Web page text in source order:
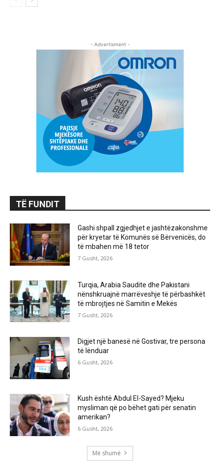
- Advertisment -
TË FUNDIT
Gashi shpall zgjedhjet e jashtëzakonshme
për kryetar të Komunës së Bërvenicës, do
të mbahen më 18 tetor
7 Gusht, 2026
Turqia, Arabia Saudite dhe Pakistani
nënshkruajnë marrëveshje të përbashkët
të mbrojtjes në Samitin e Mekës
7 Gusht, 2026
Digjet një banesë në Gostivar, tre persona
të lënduar
6 Gusht, 2026
Kush është Abdul El-Sayed? Mjeku
mysliman që po bëhet gati për senatin
amerikan?
6 Gusht, 2026
Më shumë